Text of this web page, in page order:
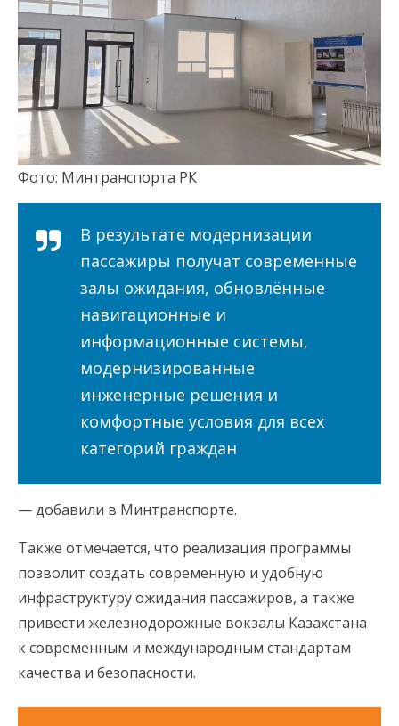
Фото: Минтранспорта РК
В результате модернизации
пассажиры получат современные
залы ожидания, обновлённые
навигационные и
информационные системы,
модернизированные
инженерные решения и
комфортные условия для всех
категорий граждан
— добавили в Минтранспорте.
Также отмечается, что реализация программы
позволит создать современную и удобную
инфраструктуру ожидания пассажиров, а также
привести железнодорожные вокзалы Казахстана
к современным и международным стандартам
качества и безопасности.